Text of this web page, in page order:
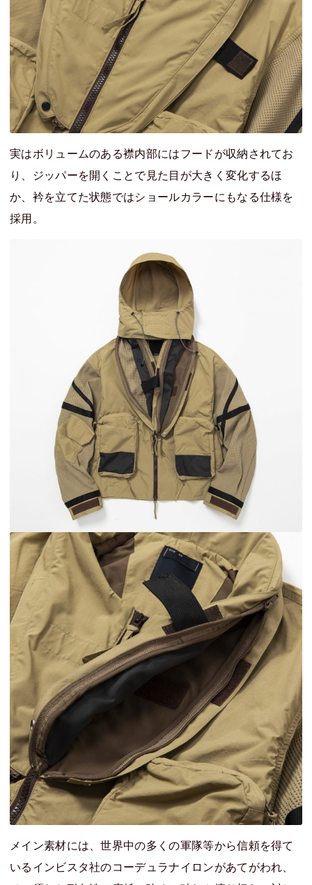
実はボリュームのある襟内部にはフードが収納されてお
り、ジッパーを開くことで見た目が大きく変化するほ
か、衿を立てた状態ではショールカラーにもなる仕様を
採用。
メイン素材には、世界中の多くの軍隊等から信頼を得て
いるインビスタ社のコーデュラナイロンがあてがわれ、